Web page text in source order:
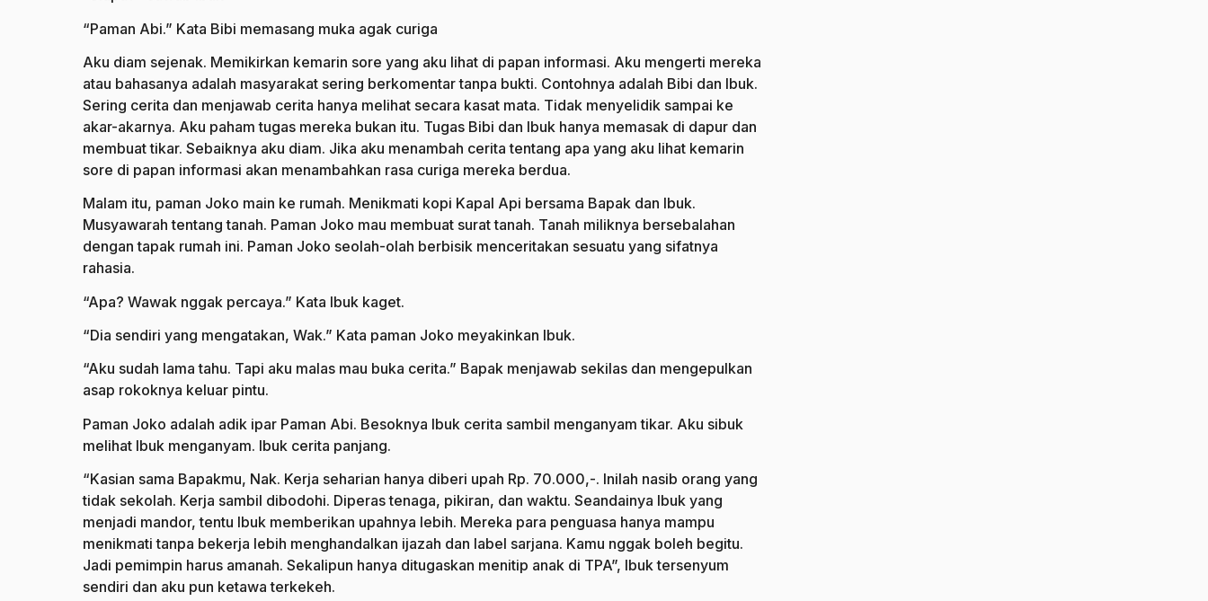
“Paman Abi.” Kata Bibi memasang muka agak curiga
Aku diam sejenak. Memikirkan kemarin sore yang aku lihat di papan informasi. Aku mengerti mereka
atau bahasanya adalah masyarakat sering berkomentar tanpa bukti. Contohnya adalah Bibi dan Ibuk.
Sering cerita dan menjawab cerita hanya melihat secara kasat mata. Tidak menyelidik sampai ke
akar-akarnya. Aku paham tugas mereka bukan itu. Tugas Bibi dan Ibuk hanya memasak di dapur dan
membuat tikar. Sebaiknya aku diam. Jika aku menambah cerita tentang apa yang aku lihat kemarin
sore di papan informasi akan menambahkan rasa curiga mereka berdua.
Malam itu, paman Joko main ke rumah. Menikmati kopi Kapal Api bersama Bapak dan Ibuk.
Musyawarah tentang tanah. Paman Joko mau membuat surat tanah. Tanah miliknya bersebalahan
dengan tapak rumah ini. Paman Joko seolah-olah berbisik menceritakan sesuatu yang sifatnya
rahasia.
“Apa? Wawak nggak percaya.” Kata Ibuk kaget.
“Dia sendiri yang mengatakan, Wak.” Kata paman Joko meyakinkan Ibuk.
“Aku sudah lama tahu. Tapi aku malas mau buka cerita.” Bapak menjawab sekilas dan mengepulkan
asap rokoknya keluar pintu.
Paman Joko adalah adik ipar Paman Abi. Besoknya Ibuk cerita sambil menganyam tikar. Aku sibuk
melihat Ibuk menganyam. Ibuk cerita panjang.
“Kasian sama Bapakmu, Nak. Kerja seharian hanya diberi upah Rp. 70.000,-. Inilah nasib orang yang
tidak sekolah. Kerja sambil dibodohi. Diperas tenaga, pikiran, dan waktu. Seandainya Ibuk yang
menjadi mandor, tentu Ibuk memberikan upahnya lebih. Mereka para penguasa hanya mampu
menikmati tanpa bekerja lebih menghandalkan ijazah dan label sarjana. Kamu nggak boleh begitu.
Jadi pemimpin harus amanah. Sekalipun hanya ditugaskan menitip anak di TPA”, Ibuk tersenyum
sendiri dan aku pun ketawa terkekeh.